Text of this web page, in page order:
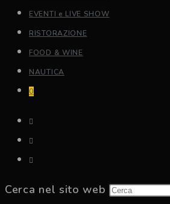
EVENTI e LIVE SHOW
RISTORAZIONE
FOOD & WINE
NAUTICA
0
Cerca nel sito web